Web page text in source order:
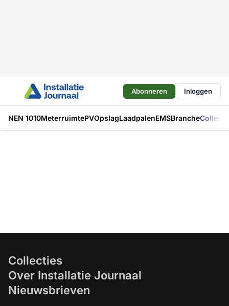
Abonneren Inloggen
NEN 1010MeterruimtePVOpslagLaadpalenEMSBranche
Collecties
Over Installatie Journaal
Nieuwsbrieven